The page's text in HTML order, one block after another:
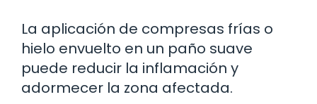
La aplicación de compresas frías o
hielo envuelto en un paño suave
puede reducir la inflamación y
adormecer la zona afectada.